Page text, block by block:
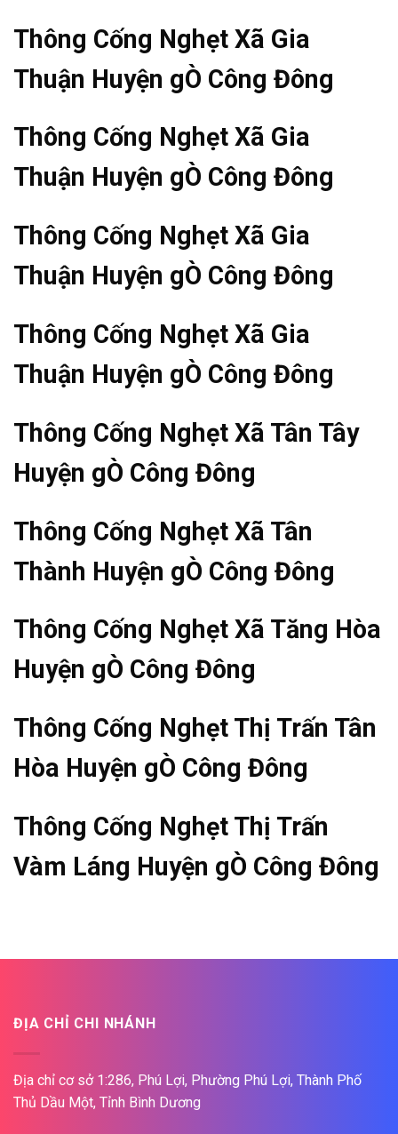
Thông Cống Nghẹt Xã Gia
Thuận Huyện gÒ Công Đông
Thông Cống Nghẹt Xã Gia
Thuận Huyện gÒ Công Đông
Thông Cống Nghẹt Xã Gia
Thuận Huyện gÒ Công Đông
Thông Cống Nghẹt Xã Gia
Thuận Huyện gÒ Công Đông
Thông Cống Nghẹt Xã Tân Tây
Huyện gÒ Công Đông
Thông Cống Nghẹt Xã Tân
Thành Huyện gÒ Công Đông
Thông Cống Nghẹt Xã Tăng Hòa
Huyện gÒ Công Đông
Thông Cống Nghẹt Thị Trấn Tân
Hòa Huyện gÒ Công Đông
Thông Cống Nghẹt Thị Trấn
Vàm Láng Huyện gÒ Công Đông
ĐỊA CHỈ CHI NHÁNH
Địa chỉ cơ sở 1:286, Phú Lợi, Phường Phú Lợi, Thành Phố
Thủ Dầu Một, Tỉnh Bình Dương